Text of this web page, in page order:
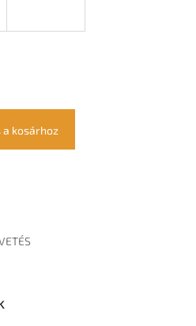
a kosárhoz